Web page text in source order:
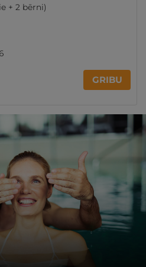
+ 2 bērni)
GRIBU